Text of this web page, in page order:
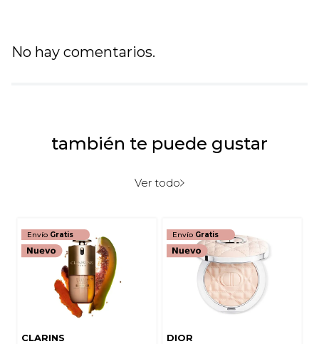
No hay comentarios.
también te puede gustar
Ver todo
Envío Gratis
CLARINS
Envío Gratis
DIOR